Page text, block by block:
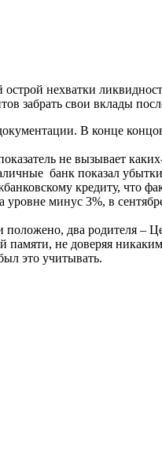
нехватки
забрать свои вклады
В конце
не вызывает
банк показал
кредиту, что
уровне минус 3%, в
положено, два родителя
памяти, не доверяя
это учитывать.